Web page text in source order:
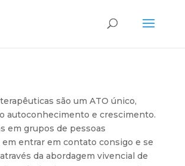
são um ATO único,
autoconhecimento e crescimento.
em grupos de pessoas
entrar em contato consigo e se
da abordagem vivencial de